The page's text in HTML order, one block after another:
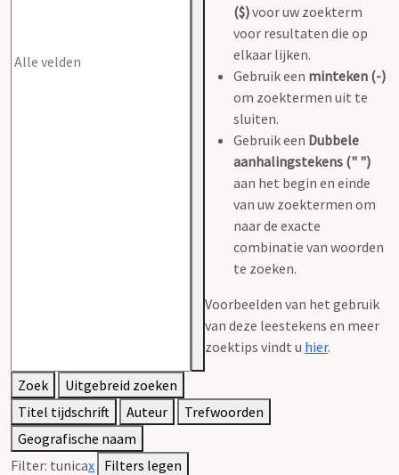
($)voor uw zoekterm
voor resultaten die op
elkaar lijken.
Gebruik een minteken (-)
om zoektermen uit te
sluiten.
Gebruik een Dubbele
aanhalingstekens (" ")
aan het begin en einde
van uw zoektermen om
naar de exacte
combinatie van woorden
te zoeken.
Voorbeelden van het gebruik
van deze leestekens en meer
zoektips vindt u hier.
Zoek
Uitgebreid zoeken
Titel tijdschrift
Auteur
Trefwoorden
Geografische naam
Filter: tunicax Filters legen